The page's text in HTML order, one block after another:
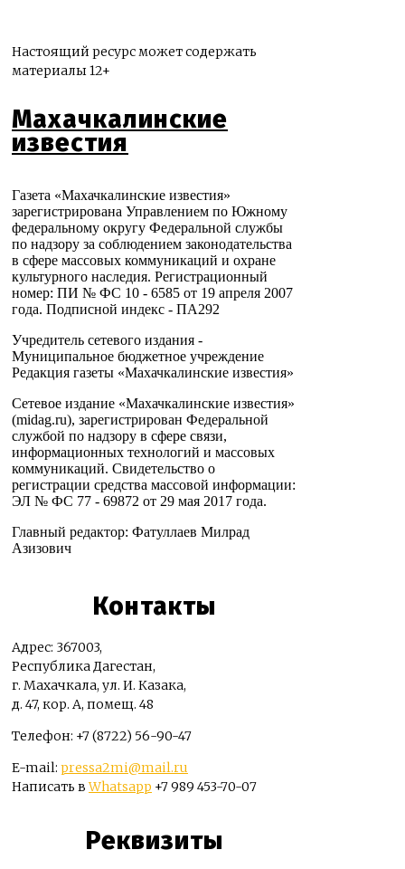
Настоящий ресурс может содержать
материалы 12+
Махачкалинские
известия
Газета «Махачкалинские известия»
зарегистрирована Управлением по Южному
федеральному округу Федеральной службы
по надзору за соблюдением законодательства
в сфере массовых коммуникаций и охране
культурного наследия. Регистрационный
номер: ПИ № ФС 10 - 6585 от 19 апреля 2007
года. Подписной индекс - ПА292
Учредитель сетевого издания -
Муниципальное бюджетное учреждение
Редакция газеты «Махачкалинские известия»
Сетевое издание «Махачкалинские известия»
(midag.ru), зарегистрирован Федеральной
службой по надзору в сфере связи,
информационных технологий и массовых
коммуникаций. Свидетельство о
регистрации средства массовой информации:
ЭЛ № ФС 77 - 69872 от 29 мая 2017 года.
Главный редактор: Фатуллаев Милрад
Азизович
Контакты
Адрес: 367003,
Республика Дагестан,
г. Махачкала, ул. И. Казака,
д. 47, кор. А, помещ. 48
Телефон: +7 (8722) 56-90-47
E-mail: pressa2mi@mail.ru
Написать вWhatsapp +7 989 453-70-07
Реквизиты